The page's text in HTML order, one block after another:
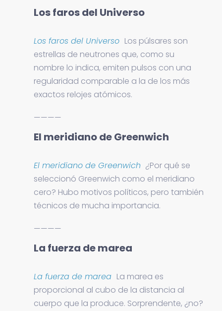
Los faros del Universo
Los faros del Universo Los púlsares son
estrellas de neutrones que, como su
nombre lo indica, emiten pulsos con una
regularidad comparable a la de los más
exactos relojes atómicos.
————
El meridiano de Greenwich
El meridiano de Greenwich¿Por qué se
seleccionó Greenwich como el meridiano
cero? Hubo motivos políticos, pero también
técnicos de mucha importancia.
————
La fuerza de marea
La fuerza de marea La marea es
proporcional al cubo de la distancia al
cuerpo que la produce. Sorprendente, ¿no?